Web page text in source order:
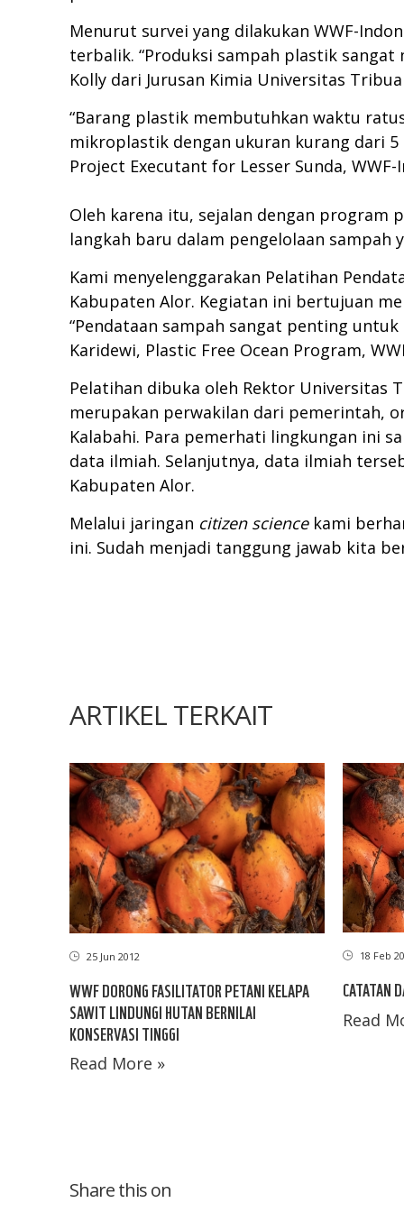
Menurut survei yang dilakukan WWF-
terbalik. “Produksi sampah plastik
Kolly dari Jurusan Kimia Universitas
“Barang plastik membutuhkan waktu
mikroplastik dengan ukuran kurang dari
Project Executant for Lesser Sunda, WWF-
Oleh karena itu, sejalan dengan program
langkah baru dalam pengelolaan sampah
Kami menyelenggarakan Pelatihan
Kabupaten Alor. Kegiatan ini bertujuan
“Pendataan sampah sangat penting
Karidewi, Plastic Free Ocean Program,
Pelatihan dibuka oleh Rektor Universitas
merupakan perwakilan dari pemerintah,
Kalabahi. Para pemerhati lingkungan ini
data ilmiah. Selanjutnya, data ilmiah
Kabupaten Alor.
Melalui jaringan citizen sciencekami
ini. Sudah menjadi tanggung jawab kita
ARTIKEL TERKAIT
25 Jun 2012
WWF DORONG FASILITATOR PETANI KELAPA
SAWIT LINDUNGI HUTAN BERNILAI
KONSERVASI TINGGI
Read More »
18 Feb
CATATAN
Read
Share this on